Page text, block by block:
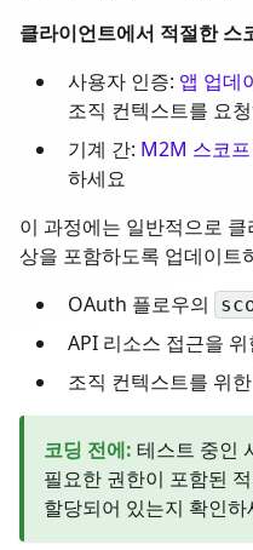
클라이언트에서 적절한 스
사용자 인증: 앱 업데
조직 컨텍스트를 요
기계 간: M2M 스코
하세요
이 과정에는 일반적으로
상을 포함하도록 업데이트
OAuth 플로우의
API 리소스 접근을 위
조직 컨텍스트를 위한
코딩 전에: 테스트 중인
필요한 권한이 포함된
할당되어 있는지 확인하